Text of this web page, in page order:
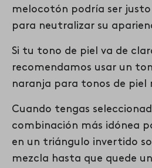
melocotón podría ser justo
para neutralizar su
Si tu tono de piel va de
recomendamos usar un
naranja para tonos de piel
Cuando tengas
combinación más idónea
en un triángulo invertido
mezcla hasta que quede